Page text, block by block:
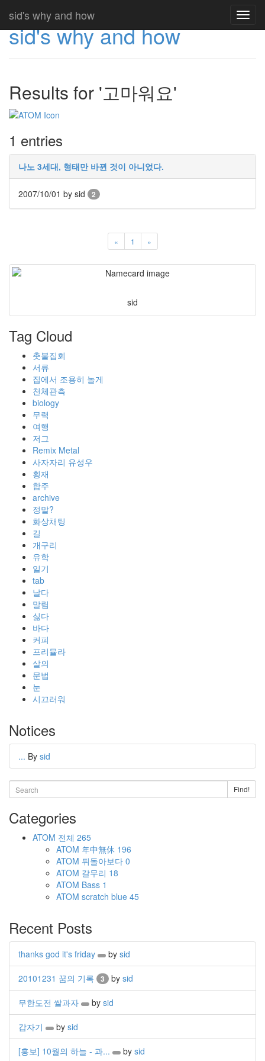
sid's why and how
sid's why and how
Results for '고마워요'
1 entries
나노 3세대, 형태만 바뀐 것이 아니었다.
2007/10/01 by sid 2
« 1 »
sid
Tag Cloud
촛불집회
서류
집에서 조용히 놀게
천체관측
biology
무력
여행
저그
Remix Metal
사자자리 유성우
횡재
합주
archive
정말?
화상채팅
길
개구리
유학
일기
tab
날다
말림
싫다
바다
커피
프리뮬라
살의
문법
눈
시끄러워
Notices
... By sid
Find!
Categories
ATOM 전체 265
ATOM 年中無休 196
ATOM 뒤돌아보다 0
ATOM 갈무리 18
ATOM Bass 1
ATOM scratch blue 45
Recent Posts
thanks god it's friday by sid
20101231 꿈의 기록 3 by sid
무한도전 쌀과자 by sid
갑자기 by sid
[홍보] 10월의 하늘 - 과... by sid